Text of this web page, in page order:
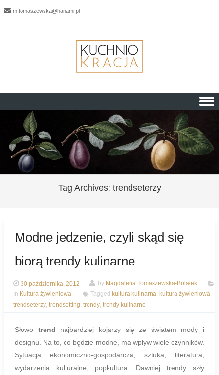
m.tomaszewska@hanami.pl
Skip to content
Tag Archives: trendseterzy
Modne jedzenie, czyli skąd się
biorą trendy kulinarne
30 października, 2012 by Magdalena Tomaszewska-Bolałek
In Kultura żywieniowa Tagged kultura kulinarna, kultura żywieniowa,
trendseterzy, trendsetting, trendy, trendy kulinarne
Słowo trend najbardziej kojarzy się ze światem mody i
designu. Na to, co będzie modne, ma wpływ wiele czynników.
Sytuacja ekonomiczno-gospodarcza, sztuka, literatura,
wydarzenia kulturalne, popkultura. Dawniej trendy szły